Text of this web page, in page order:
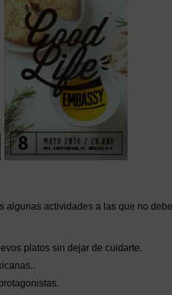
algunas actividades a las que no
platos sin dejar de cuidarte.